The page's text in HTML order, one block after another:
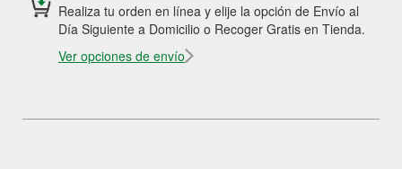
Realiza tu orden en línea y elije la opción de Envío al
Día Siguiente a Domicilio o Recoger Gratis en Tienda.
Ver opciones de envío